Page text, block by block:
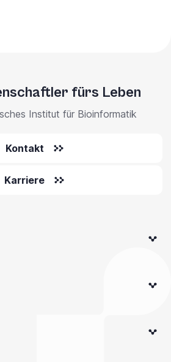
fürs Leben
Institut für Bioinformatik
Kontakt
Karriere